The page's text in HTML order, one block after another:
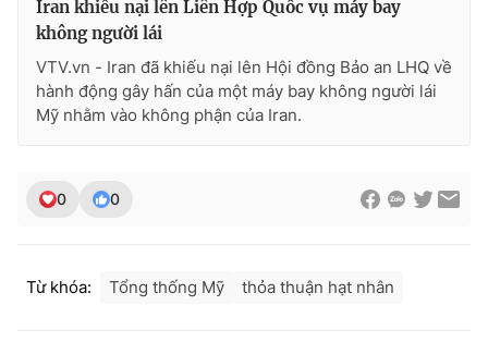
Ðiện thoại Thời báo VTV:024.66 897 897
Email:toasoan@vtv.vn
Liên hệ quảng cáo:024-7300.7108
Iran khiếu nại lên Liên Hợp Quốc vụ máy bay
không người lái
VTV.vn - Iran đã khiếu nại lên Hội đồng Bảo an LHQ về
hành động gây hấn của một máy bay không người lái
Mỹ nhằm vào không phận của Iran.
0 0
Từ khóa: Tổng thống Mỹ thỏa thuận hạt nhân